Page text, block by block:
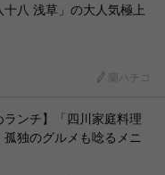
八 浅草」の大人気極上
蘭ハチコ
ランチ】「四川家庭料理
独のグルメも唸るメニ